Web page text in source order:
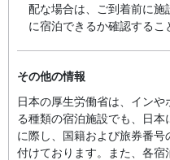
配な場合は、ご到着前に
に宿泊できるか確認するこ
その他の情報
日本の厚生労働省は、イン
る種類の宿泊施設でも、日
に際し、国籍および旅券番
付け​ております。また、各